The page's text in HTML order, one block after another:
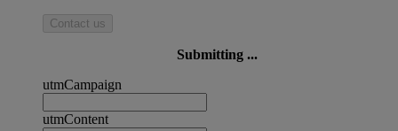
Contact us
Submitting ...
utmCampaign
utmContent